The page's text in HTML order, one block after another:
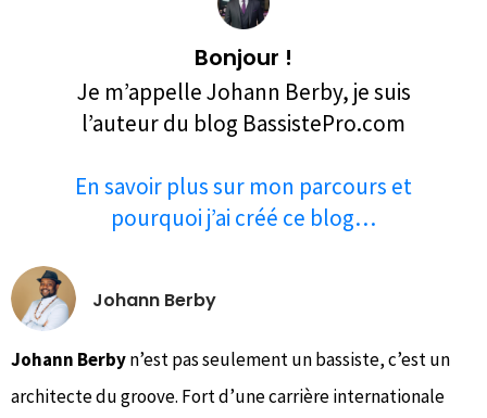
Bonjour !
Je m’appelle Johann Berby, je suis
l’auteur du blog BassistePro.com
En savoir plus sur mon parcours et
pourquoi j’ai créé ce blog…
Johann Berby
Johann Berbyn’est pas seulement un bassiste, c’est un
architecte du groove. Fort d’une carrière internationale